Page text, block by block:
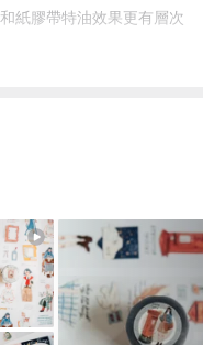
紙膠帶特油效果更有層次
微黃的，非純白色